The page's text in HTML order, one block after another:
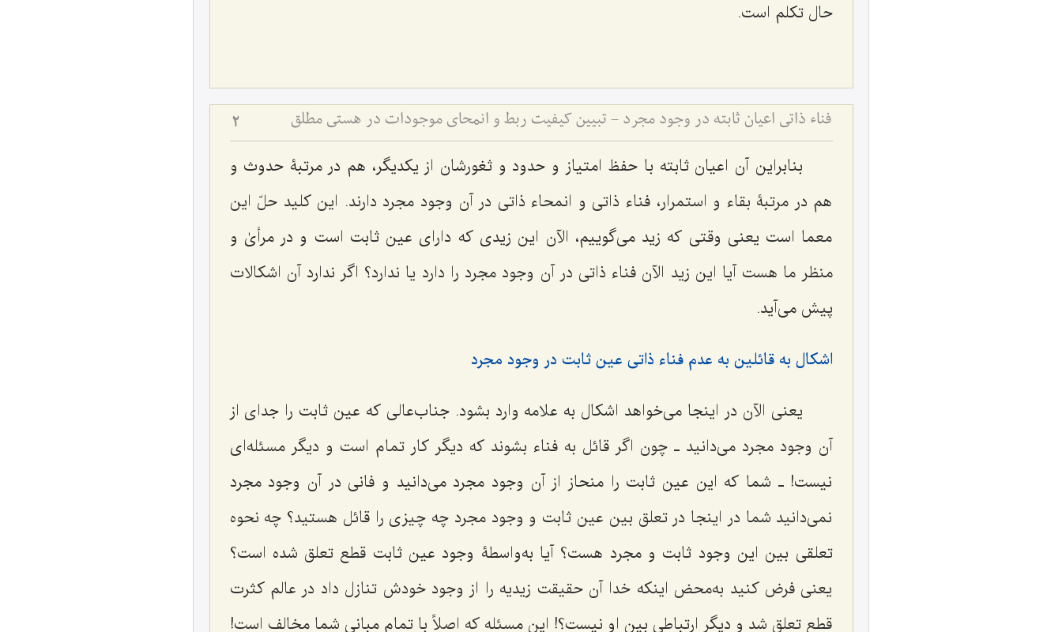
حال تکلم است.
فناء ذاتی اعیان ثابته در وجود مجرد - تبیین کیفیت ربط و انمحای موجودات در هستی مطلق 2
بنابراین آن اعیان ثابته با حفظ امتیاز و حدود و ثغورشان از یکدیگر، هم در مرتبۀ حدوث و
هم در مرتبۀ بقاء و استمرار، فناء ذاتى و انمحاء ذاتى در آن وجود مجرد دارند. این کلید حلّ این
معما است یعنى وقتى که زید مى‌گوییم، الآن این زیدى که داراى عین ثابت است و در مرأیٰ و
منظر ما هست آیا این زید الآن فناء ذاتى در آن وجود مجرد را دارد یا ندارد؟ اگر ندارد آن اشکالات
پیش مى‌آید.
اشکال به قائلین به عدم فناء ذاتى عین ثابت در وجود مجرد
یعنى الآن در اینجا مى‌خواهد اشکال به علامه وارد بشود. جناب‌عالى که عین ثابت را جداى از
آن وجود مجرد مى‌دانید ـ چون اگر قائل به فناء بشوند که دیگر کار تمام است و دیگر مسئله‌اى
نیست! ـ شما که این عین ثابت را منحاز از آن وجود مجرد مى‌دانید و فانى در آن وجود مجرد
نمى‌دانید شما در اینجا در تعلق بین عین ثابت و وجود مجرد چه چیزى را قائل هستید؟ چه نحوه
تعلقى بین این وجود ثابت و مجرد هست؟ آیا به‌واسطۀ وجود عین ثابت قطع تعلق شده است؟
یعنى فرض کنید به‌محض اینکه خدا آن حقیقت زیدیه را از وجود خودش تنازل داد در عالم کثرت
قطع تعلق شد و دیگر ارتباطى بین او نیست؟! این مسئله که اصلاً با تمام مبانى شما مخالف است!